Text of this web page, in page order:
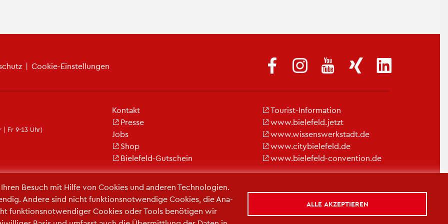
| Coo­kie-Ein­stel­lun­gen
Be­such mit Hilfe von Coo­kies und an­de­ren Tech­no­lo­gi­en.
An­de­re sind nicht funk­ti­ons­not­wen­di­ge Coo­kies, die Ana­
funk­ti­ons­not­wen­di­ger Coo­kies oder Tools be­nö­ti­gen wir
ALLE AKZEPTIEREN
| Fr 9-13 Uhr)
Kon­takt
Pres­se
Jobs
Shop
Bie­le­feld-Gut­schein
Tou­rist-In­for­ma­ti­on
www.​bielefeld.​jetzt
www.​wis​sens​werk​stad​t.​de
www.​cit​ybie​lefe​ld.​de
www.​bielefeld-​convention.​de